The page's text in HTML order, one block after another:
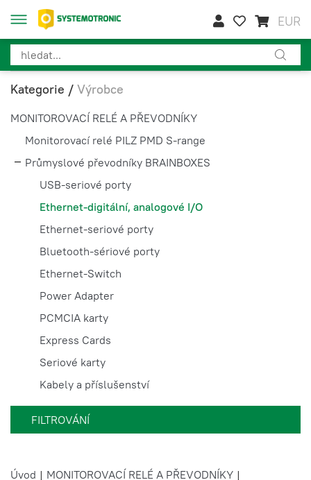
EUR
Kategorie / Výrobce
MONITOROVACÍ RELÉ A PŘEVODNÍKY
Monitorovací relé PILZ PMD S-range
Průmyslové převodníky BRAINBOXES
USB-seriové porty
Ethernet-digitální, analogové I/O
Ethernet-seriové porty
Bluetooth-sériové porty
Ethernet-Switch
Power Adapter
PCMCIA karty
Express Cards
Seriové karty
Kabely a příslušenství
FILTROVÁNÍ
Úvod | MONITOROVACÍ RELÉ A PŘEVODNÍKY |